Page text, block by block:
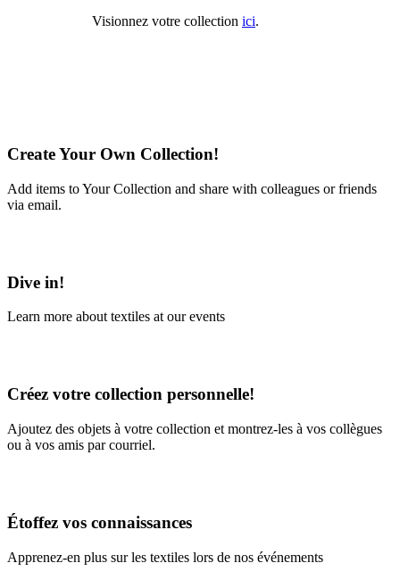
Visionnez votre collection ici.
Create Your Own Collection!
Add items to Your Collection and share with colleagues or friends
via email.
Dive in!
Learn more about textiles at our events
Créez votre collection personnelle!
Ajoutez des objets à votre collection et montrez-les à vos collègues
ou à vos amis par courriel.
Étoffez vos connaissances
Apprenez-en plus sur les textiles lors de nos événements